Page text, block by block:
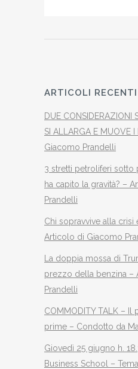
ARTICOLI RECENTI
DUE CONSIDERAZIONI
SI ALLARGA E MUOVE
Giacomo Prandelli
3 stretti petroliferi sotto
ha capito la gravità? –
Prandelli
Chi sopravvive alla crisi
Articolo di Giacomo
La doppia mossa di
prezzo della benzina –
Prandelli
COMMODITY TALK –
prime – Condotto da
Giovedì 25 giugno h.
Business School –